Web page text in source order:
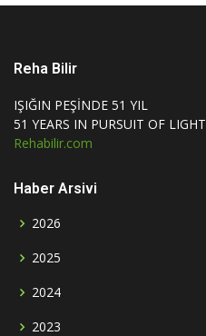
Reha Bilir
IŞIĞIN PEŞİNDE 51 YIL
51 YEARS IN PURSUIT OF LIGHT
Rehabilir.com
Haber Arsivi
2026
2025
2024
2023